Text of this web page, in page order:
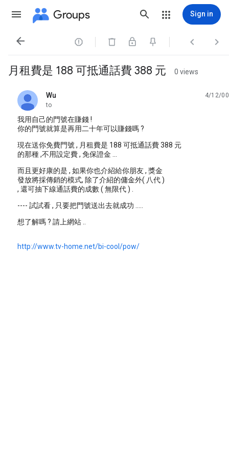
Groups Sign in
   
月租費是 188 可抵通話費 388 元 0 views
Wu
unread,
4/12/00
to
我用自己的門號在賺錢 !
你的門號就算是再用二十年可以賺錢嗎 ?
現在送你免費門號 , 月租費是 188 可抵通話費 388 元
的那種 ,不用設定費 , 免保證金 ...
而且更好康的是 , 如果你也介紹給你朋友 , 獎金
發放將採傳銷的模式, 除了介紹的傭金外( 八代 )
, 還可抽下線通話費的成數 ( 無限代 ) .
---- 試試看 , 只要把門號送出去就成功 .....
想了解嗎 ? 請上網站 ..
http://www.tv-home.net/bi-cool/pow/